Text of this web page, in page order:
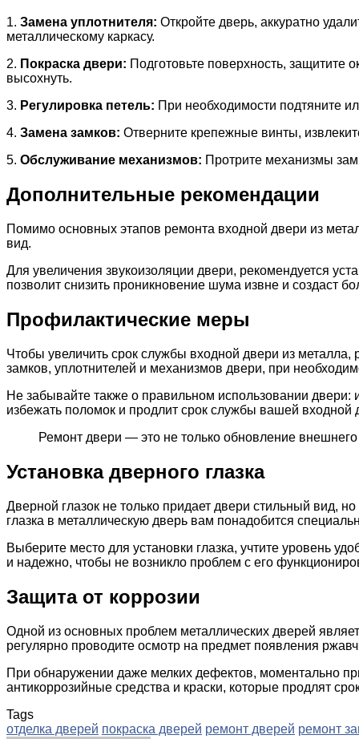
1. Замена уплотнителя: Откройте дверь, аккуратно
металлическому каркасу.
2. Покраска двери: Подготовьте поверхность,
высохнуть.
3. Регулировка петель: При необходимости подтяните
4. Замена замков: Отверните крепежные винты,
5. Обслуживание механизмов: Протрите механизмы
Дополнительные рекомендации
Помимо основных этапов ремонта входной двери из
вид.
Для увеличения звукоизоляции двери, рекомендуется
позволит снизить проникновение шума извне и создаст
Профилактические меры
Чтобы увеличить срок службы входной двери из металла,
замков, уплотнителей и механизмов двери, при
Не забывайте также о правильном использовании двери:
избежать поломок и продлит срок службы вашей входной
Ремонт двери — это не только обновление
Установка дверного глазка
Дверной глазок не только придает двери стильный вид,
глазка в металлическую дверь вам понадобится
Выберите место для установки глазка, учтите уровень
и надежно, чтобы не возникло проблем с его
Защита от коррозии
Одной из основных проблем металлических дверей
регулярно проводите осмотр на предмет появления
При обнаружении даже мелких дефектов, моментально
антикоррозийные средства и краски, которые продлят
Tags
отделка дверей покраска дверей ремонт дверей ремонт